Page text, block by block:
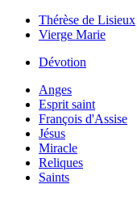
Thérèse de Lisieux
Vierge Marie
Dévotion
Anges
Esprit saint
François d'Assise
Jésus
Miracle
Reliques
Saints